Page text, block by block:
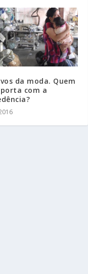
da moda. Quem
com a